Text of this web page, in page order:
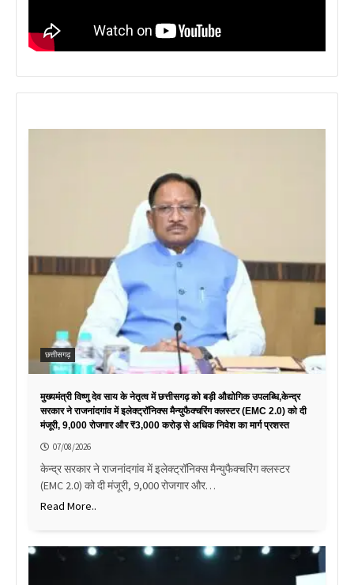
छत्तीसगढ़
मुख्यमंत्री विष्णु देव साय के नेतृत्व में छत्तीसगढ़ को बड़ी औद्योगिक उपलब्धि,केन्द्र
सरकार ने राजनांदगांव में इलेक्ट्रॉनिक्स मैन्युफैक्चरिंग क्लस्टर (EMC 2.0) को दी
मंजूरी, 9,000 रोजगार और ₹3,000 करोड़ से अधिक निवेश का मार्ग प्रशस्त
07/08/2026
केन्द्र सरकार ने राजनांदगांव में इलेक्ट्रॉनिक्स मैन्युफैक्चरिंग क्लस्टर
(EMC 2.0) को दी मंजूरी, 9,000 रोजगार और…
Read More..